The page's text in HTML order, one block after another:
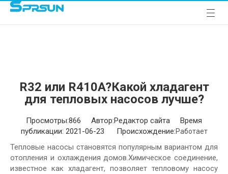
R32 или R410A?Какой хладагент
для тепловых насосов лучше?
Просмотры:866 Автор:Pедактор сайта Время
публикации: 2021-06-23 Происхождение:Работает
Тепловые насосы становятся популярным вариантом для
отопления и охлаждения домов.Химическое соединение,
известное как хладагент, позволяет тепловому насосу